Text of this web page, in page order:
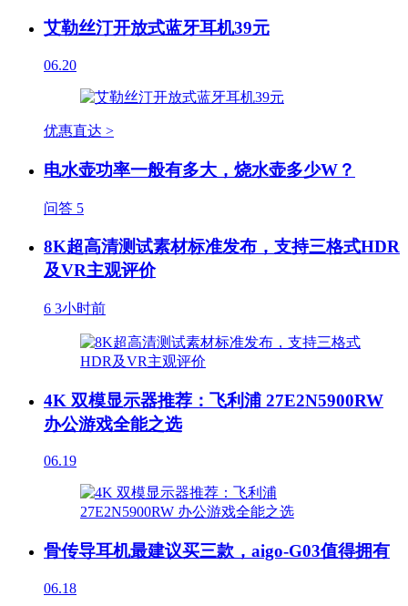
艾勒丝汀开放式蓝牙耳机39元
06.20
优惠直达 >
电水壶功率一般有多大，烧水壶多少W？
问答 5
8K超高清测试素材标准发布，支持三格式HDR
及VR主观评价
6 3小时前
4K 双模显示器推荐：飞利浦 27E2N5900RW
办公游戏全能之选
06.19
骨传导耳机最建议买三款，aigo-G03值得拥有
06.18